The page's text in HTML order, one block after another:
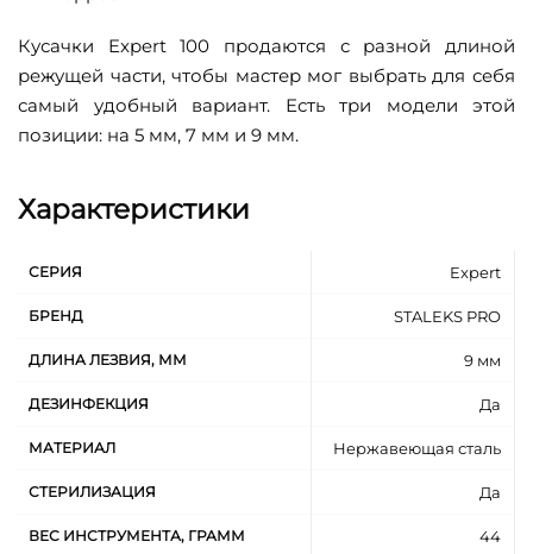
Кусачки Expert 100 продаются с разной длиной
режущей части, чтобы мастер мог выбрать для себя
самый удобный вариант. Есть три модели этой
позиции: на 5 мм, 7 мм и 9 мм.
Характеристики
СЕРИЯ Expert
БРЕНД STALEKS PRO
ДЛИНА ЛЕЗВИЯ, ММ 9 мм
ДЕЗИНФЕКЦИЯ Да
МАТЕРИАЛ Нержавеющая сталь
СТЕРИЛИЗАЦИЯ Да
ВЕС ИНСТРУМЕНТА, ГРАММ 44